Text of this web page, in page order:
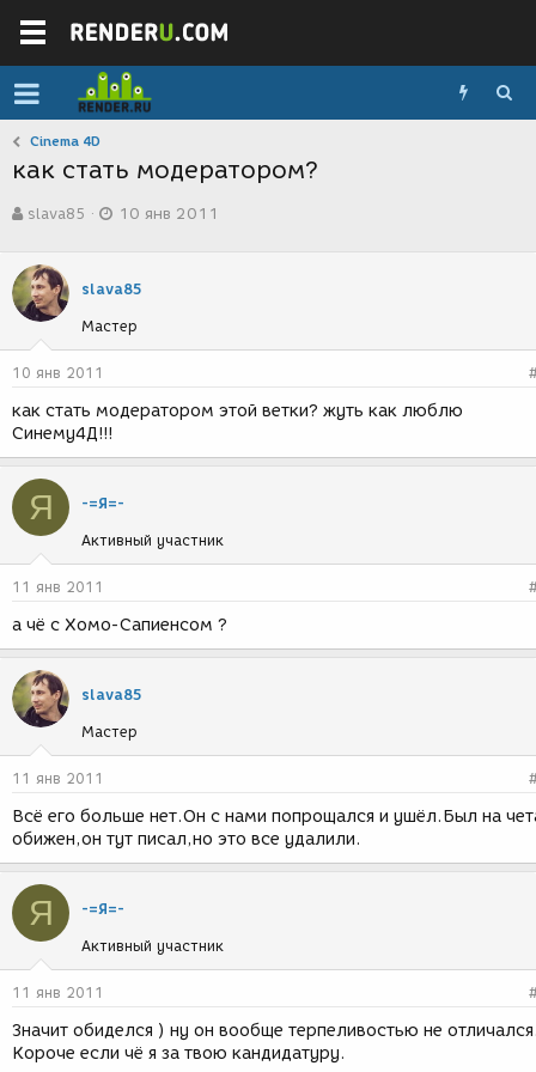
Cinema 4D
как стать модератором?
в
о
р
т
е
м
ы
slava85
а
с
з
д
и
10 янв 2011
slava85
Мастер
10 янв 2011
как стать модератором этой ветки? жуть как люблю
Синему4Д!!!
Я -=Я=-
Активный участник
11 янв 2011
а чё с Хомо-Сапиенсом ?
slava85
Мастер
11 янв 2011
Всё его больше нет.Он с нами попрощался и ушёл.Был на
обижен,он тут писал,но это все удалили.
Я -=Я=-
Активный участник
11 янв 2011
Значит обиделся ) ну он вообще терпеливостью не
Короче если чё я за твою кандидатуру.